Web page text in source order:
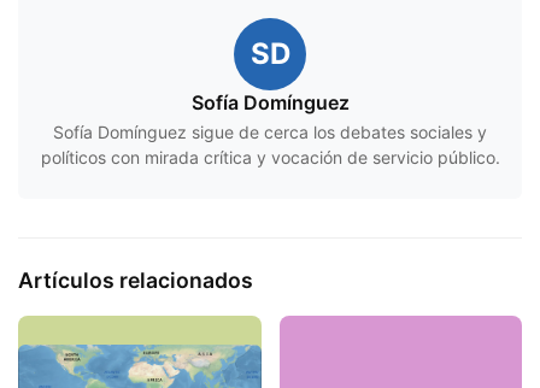
SD
Sofía Domínguez
Sofía Domínguez sigue de cerca los debates sociales y
políticos con mirada crítica y vocación de servicio público.
Artículos relacionados